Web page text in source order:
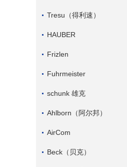
Tresu（得利速）
HAUBER
Frizlen
Fuhrmeister
schunk 雄克
Ahlborn（阿尔邦）
AirCom
Beck（贝克）